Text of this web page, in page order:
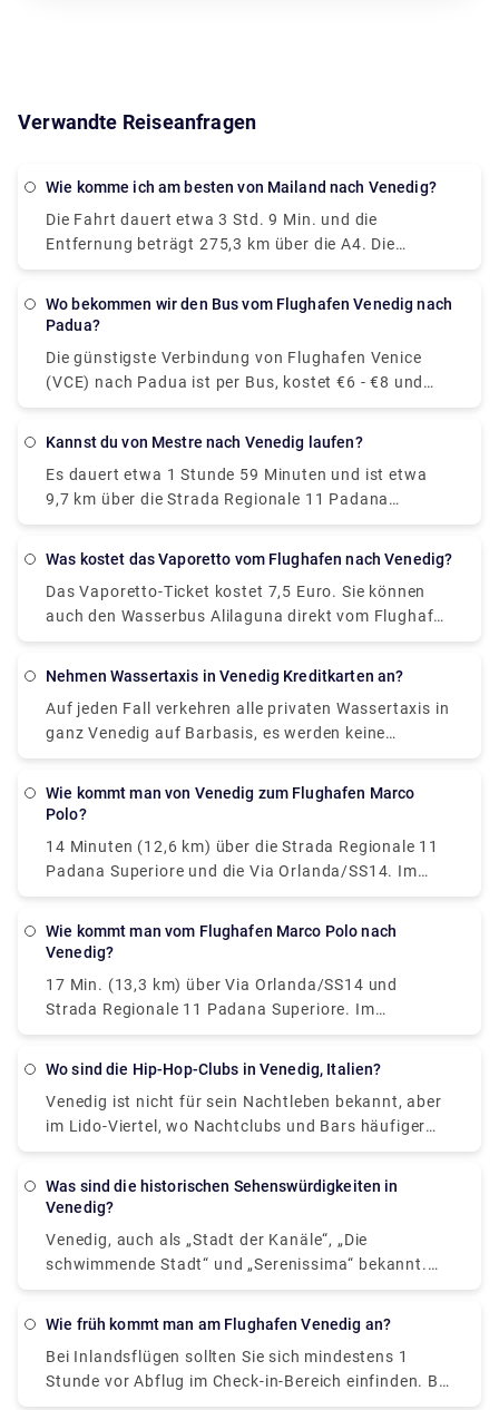
Verwandte Reiseanfragen
Wie komme ich am besten von Mailand nach Venedig?
Die Fahrt dauert etwa 3 Std. 9 Min. und die
Entfernung beträgt 275,3 km über die A4. Die
schnellste und bequemste Art, von Venedig nach
Le Frecce. Dieser moderne und luxuriöse Zug bringt
könnten in nur drei Stunden von Mailand nach
Venedig fahren, aber wenn Sie es eilig haben,
wird die Fahrt zum Urlaub. Verlängern Sie die Fahrt
so viele Tage, wie Sie sich für eine unvergessliche
Reise durch Norditalien leisten können.
Wo bekommen wir den Bus vom Flughafen Venedig nach
Padua?
Die günstigste Verbindung von Flughafen Venice
(VCE) nach Padua ist per Bus, kostet €6 - €8 und
dauert 1Std. 25Min.. Die schnellste Verbindung von
kostet €40 - € 55 und dauert 35 min.
Kannst du von Mestre nach Venedig laufen?
Es dauert etwa 1 Stunde 59 Minuten und ist etwa
9,7 km über die Strada Regionale 11 Padana
Superiore. Ja, Sie können von Mestre nach Venedig
Bahnhof Mestre zum Bahnhof Santa Lucia/Piazzale
Roma und nicht schön.
Was kostet das Vaporetto vom Flughafen nach Venedig?
Das Vaporetto-Ticket kostet 7,5 Euro. Sie können
auch den Wasserbus Alilaguna direkt vom Flughafen
nach Venedig nehmen. Das Dock ist zehn
Fahrt über die Lagune dauert über eine Stunde, je
nachdem, an welcher Haltestelle Sie aussteigen.
Nehmen Wassertaxis in Venedig Kreditkarten an?
Auf jeden Fall verkehren alle privaten Wassertaxis in
ganz Venedig auf Barbasis, es werden keine
Kreditkarten akzeptiert.
Wie kommt man von Venedig zum Flughafen Marco
Polo?
14 Minuten (12,6 km) über die Strada Regionale 11
Padana Superiore und die Via Orlanda/SS14. Im
Allgemeinen ist es am besten, vom Flughafen aus
Roma zu nehmen und dann in das Vaporetto zu
gelangen. Oder Sie nehmen den Alilaguna Water Bus
direkt vom Flughafen und steigen am
Wie kommt man vom Flughafen Marco Polo nach
Venedig?
17 Min. (13,3 km) über Via Orlanda/SS14 und
Strada Regionale 11 Padana Superiore. Im
Allgemeinen ist die beste Art, um vom Flughafen
vom Flughafen zum Piazzale Roma zu nehmen und
dann in das Vaporetto zu steigen. Oder Sie nehmen
den Alilaguna Water Bus direkt vom Flughafen und
steigen am nächstgelegenen Terminal zu Ihrer
Unterkunft aus.
Wo sind die Hip-Hop-Clubs in Venedig, Italien?
Venedig ist nicht für sein Nachtleben bekannt, aber
im Lido-Viertel, wo Nachtclubs und Bars häufiger
anzutreffen sind, ist es möglich, bis spät in die
Venedig bleiben möchten, tun Sie es wie die
gefolgt von einem oder zwei Glas Wein aus der
Region , wo sich Einheimische und Studenten
hören.
Was sind die historischen Sehenswürdigkeiten in
Venedig?
Venedig, auch als „Stadt der Kanäle“, „Die
schwimmende Stadt“ und „Serenissima“ bekannt.
Denkmäler von Venedig. Venedig selbst ist ein
besuchen, das heißt San Marco, das Herz von
Venedig, oder weiter entfernte Gebiete vom
Touristenzentrum, Sie werden immer Denkmäler,
Wie früh kommt man am Flughafen Venedig an?
Bei Inlandsflügen sollten Sie sich mindestens 1
Stunde vor Abflug im Check-in-Bereich einfinden. Bei
internationalen Abflügen sollten Sie sich mindestens